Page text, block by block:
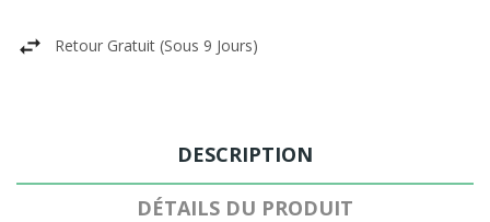
Retour Gratuit (sous 9 Jours)
DESCRIPTION
DÉTAILS DU PRODUIT